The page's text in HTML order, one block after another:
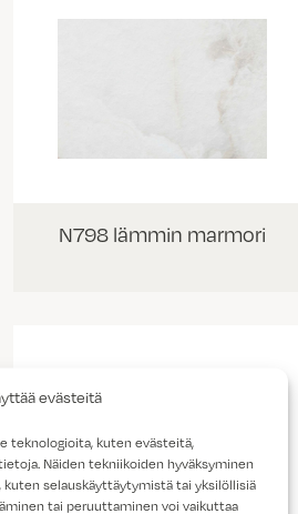
evästeitä
teknologioita, kuten evästeitä,
Näiden tekniikoiden hyväksyminen
selauskäyttäytymistä tai yksilöllisiä
tai peruuttaminen voi vaikuttaa
N798 lämmin marmori